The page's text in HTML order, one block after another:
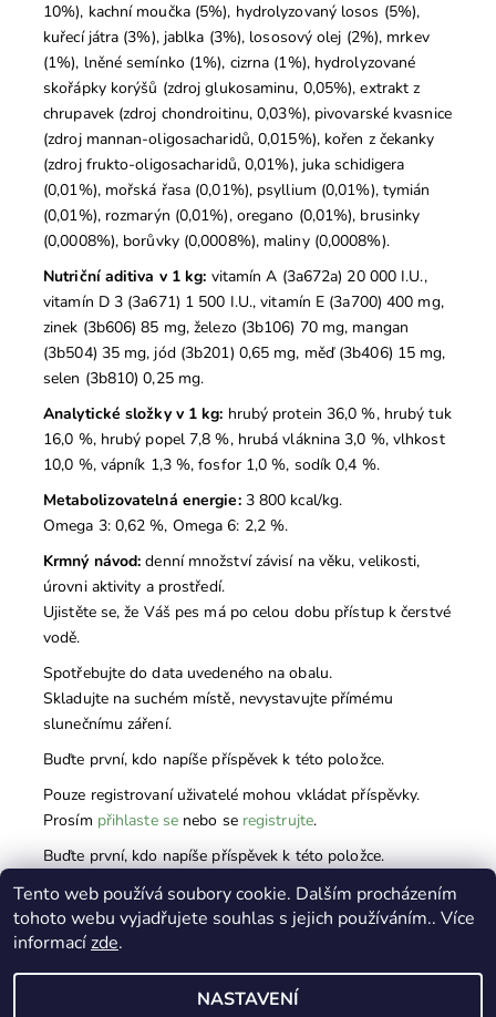
10%), kachní moučka (5%), hydrolyzovaný losos (5%),
kuřecí játra (3%), jablka (3%), lososový olej (2%), mrkev
(1%), lněné semínko (1%), cizrna (1%), hydrolyzované
skořápky korýšů (zdroj glukosaminu, 0,05%), extrakt z
chrupavek (zdroj chondroitinu, 0,03%), pivovarské kvasnice
(zdroj mannan-oligosacharidů, 0,015%), kořen z čekanky
(zdroj frukto-oligosacharidů, 0,01%), juka schidigera
(0,01%), mořská řasa (0,01%), psyllium (0,01%), tymián
(0,01%), rozmarýn (0,01%), oregano (0,01%), brusinky
(0,0008%), borůvky (0,0008%), maliny (0,0008%).
Nutriční aditiva v 1 kg: vitamín A (3a672a) 20 000 I.U.,
vitamín D 3 (3a671) 1 500 I.U., vitamín E (3a700) 400 mg,
zinek (3b606) 85 mg, železo (3b106) 70 mg, mangan
(3b504) 35 mg, jód (3b201) 0,65 mg, měď (3b406) 15 mg,
selen (3b810) 0,25 mg.
Analytické složky v 1 kg: hrubý protein 36,0 %, hrubý tuk
16,0 %, hrubý popel 7,8 %, hrubá vláknina 3,0 %, vlhkost
10,0 %, vápník 1,3 %, fosfor 1,0 %, sodík 0,4 %.
Metabolizovatelná energie:3 800 kcal/kg.
Omega 3: 0,62 %, Omega 6: 2,2 %.
Krmný návod: denní množství závisí na věku, velikosti,
úrovni aktivity a prostředí.
Ujistěte se, že Váš pes má po celou dobu přístup k čerstvé
vodě.
Spotřebujte do data uvedeného na obalu.
Skladujte na suchém místě, nevystavujte přímému
slunečnímu záření.
Buďte první, kdo napíše příspěvek k této položce.
Pouze registrovaní uživatelé mohou vkládat příspěvky.
Prosím přihlaste senebo se registrujte.
Buďte první, kdo napíše příspěvek k této položce.
Pouze registrovaní uživatelé mohou vkládat hodnocení.
Prosímpřihlaste senebo seregistrujte.
Tento web používá soubory cookie. Dalším procházením
tohoto webu vyjadřujete souhlas s jejich používáním.. Více
informacízde.
NASTAVENÍ